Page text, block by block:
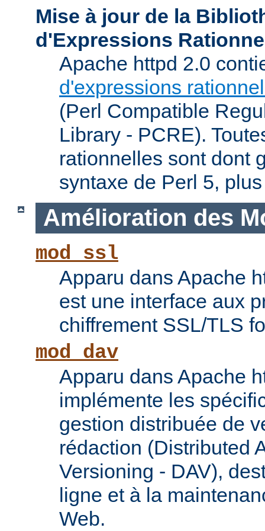
Mise à jour de la
d'Expressions
Apache httpd 2.0
d'expressions
(Perl Compatible
Library - PCRE).
rationnelles sont dont
syntaxe de Perl 5,
Amélioration des
mod_ssl
Apparu dans Apache
est une interface aux
chiffrement SSL/TLS
mod_dav
Apparu dans Apache
implémente les
gestion distribuée de
rédaction (Distributed
Versioning - DAV),
ligne et à la
Web.